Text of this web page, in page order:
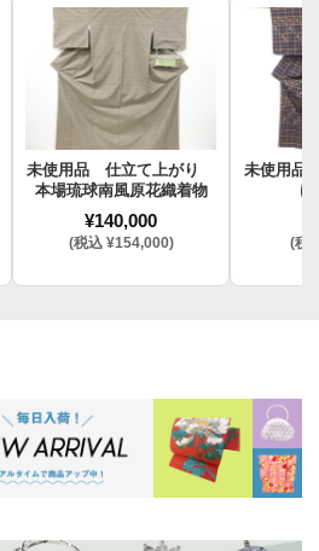
未使用品 仕立て上がり
本場琉球南風原花織着物
¥140,000
(税込 ¥154,000)
未使用品
(税